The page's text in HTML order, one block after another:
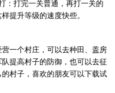
：打完一关普通，再打一关的
提升等级的速度快些。
一个村庄，可以去种田、盖房
提高村子的防御，也可以去征
村子，喜欢的朋友可以下载试